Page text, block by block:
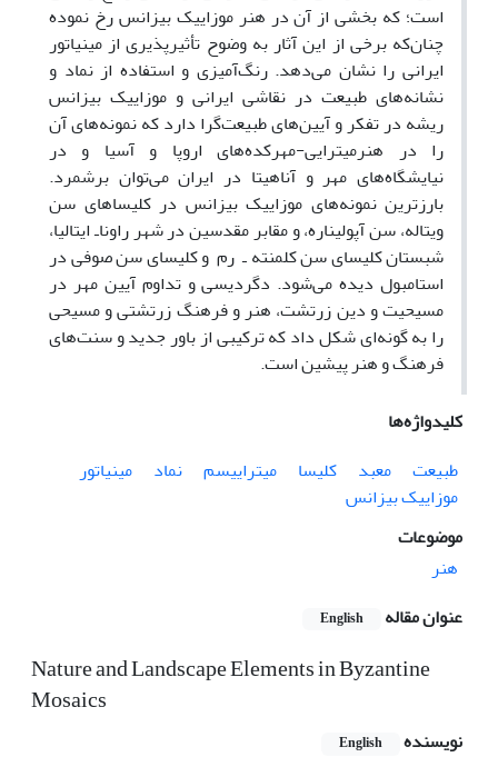
است؛ که بخشی از آن در هنر موزاییک بیزانس رخ نموده
چنان‌که برخی از این آثار به وضوح تأثیرپذیری از مینیاتور
ایرانی را نشان می‌دهد. رنگ‌آمیزی و استفاده از نماد و
نشانه‌های طبیعت در نقاشی ایرانی و موزاییک بیزانس
ریشه در تفکر و آیین‌های طبیعت‌گرا دارد که نمونه‌های آن
را در هنرمیترایی-مهرکده‌های اروپا و آسیا و در
نیایشگاه‌های مهر و آناهیتا در ایران می‌توان برشمرد.
بارزترین نمونه‌های موزاییک بیزانس در کلیساهای سن
ویتاله، سن آپولیناره، و مقابر مقدسین در شهر راوناـ ایتالیا،
شبستان کلیسای سن کلمنته ـ رم و کلیسای سن صوفی در
استامبول دیده می‌شود. دگردیسی و تداوم آیین مهر در
مسیحیت و دین زرتشت، هنر و فرهنگ زرتشتی و مسیحی
را به گونه‌ای شکل داد که ترکیبی از باور جدید و سنت‌های
فرهنگ و هنر پیشین است.
کلیدواژه‌ها
طبیعت
معبد کلیسا میتراییسم نماد
مینیاتور
موزاییک بیزانس
موضوعات
هنر
عنوان مقاله
English
Nature and Landscape Elements in Byzantine
Mosaics
نویسنده English